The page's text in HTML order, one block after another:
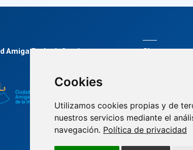
Cookies
Utilizamos cookies propias y de
nuestros servicios mediante el
navegación. Política de privacidad
Amiga De La Infancia Síguenos